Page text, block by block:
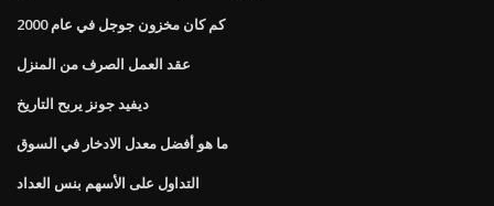
كم كان مخزون جوجل في عام 2000
عقد العمل الصرف من المنزل
ديفيد جونز يربح التاريخ
ما هو أفضل معدل الادخار في السوق
التداول على الأسهم بنس العداد